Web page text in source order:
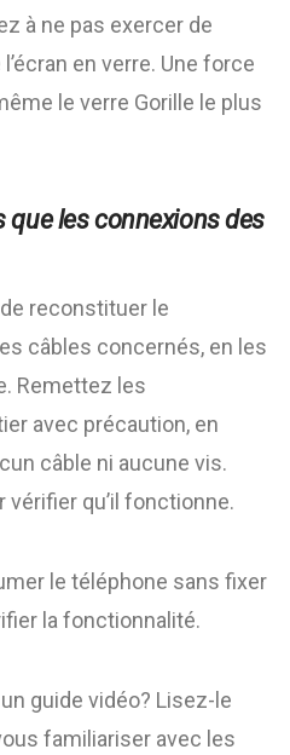
à ne pas exercer de
en verre. Une force
le verre Gorille le plus
que les connexions des
reconstituer le
câbles concernés, en les
Remettez les
avec précaution, en
câble ni aucune vis.
qu’il fonctionne.
le téléphone sans fixer
la fonctionnalité.
guide vidéo? Lisez-le
familiariser avec les